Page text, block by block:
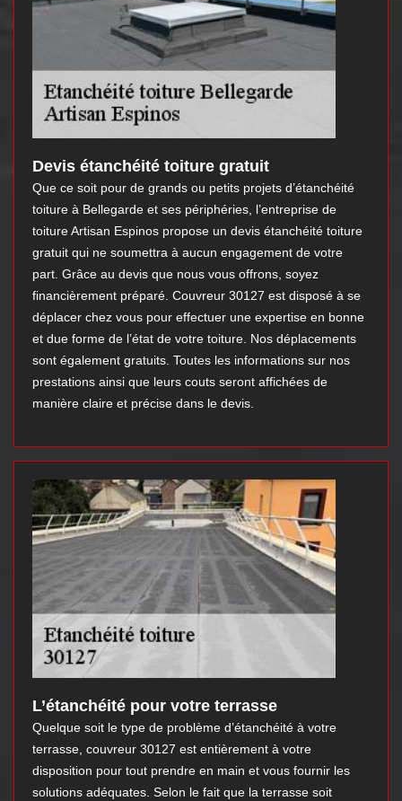
Devis étanchéité toiture gratuit
Que ce soit pour de grands ou petits projets d’étanchéité
toiture à Bellegarde et ses périphéries, l’entreprise de
toiture Artisan Espinos propose un devis étanchéité toiture
gratuit qui ne soumettra à aucun engagement de votre
part. Grâce au devis que nous vous offrons, soyez
financièrement préparé. Couvreur 30127 est disposé à se
déplacer chez vous pour effectuer une expertise en bonne
et due forme de l’état de votre toiture. Nos déplacements
sont également gratuits. Toutes les informations sur nos
prestations ainsi que leurs couts seront affichées de
manière claire et précise dans le devis.
L’étanchéité pour votre terrasse
Quelque soit le type de problème d’étanchéité à votre
terrasse, couvreur 30127 est entièrement à votre
disposition pour tout prendre en main et vous fournir les
solutions adéquates. Selon le fait que la terrasse soit